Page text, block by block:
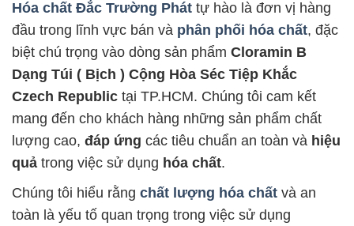
Hóa chất Đắc Trường Phát tự hào là đơn vị hàng
đầu trong lĩnh vực bán và phân phối hóa chất, đặc
biệt chú trọng vào dòng sản phẩm Cloramin B
Dạng Túi ( Bịch ) Cộng Hòa Séc Tiệp Khắc
Czech Republic tại TP.HCM. Chúng tôi cam kết
mang đến cho khách hàng những sản phẩm chất
lượng cao, đáp ứng các tiêu chuẩn an toàn và hiệu
quả trong việc sử dụng hóa chất.
Chúng tôi hiểu rằng chất lượng hóa chất và an
toàn là yếu tố quan trọng trong việc sử dụng